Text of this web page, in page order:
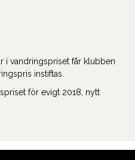
i vandringspriset får klubben
instiftas.
för evigt 2018, nytt